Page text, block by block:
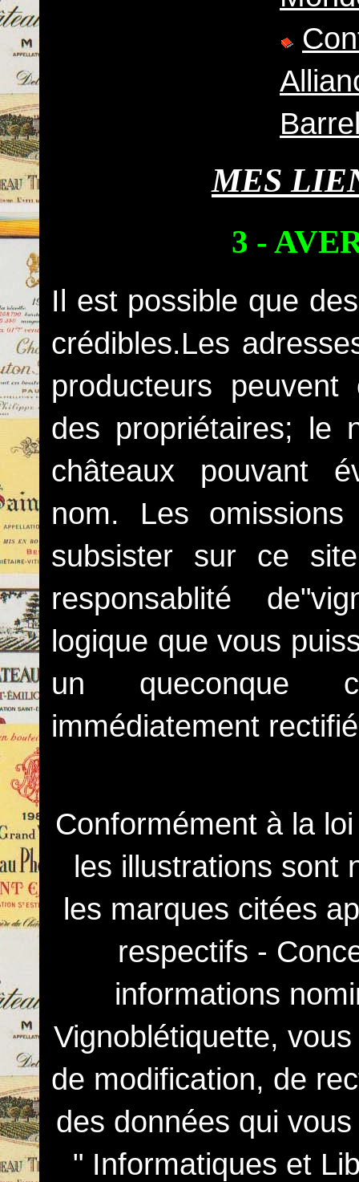
MES
3 -
Il est possible que
crédibles.Les
producteurs
des propriétaires; le
châteaux pouvant
nom. Les
subsister sur ce
responsablité
logique que vous
un queconque
immédiatement
Conformément à la
les illustrations sont
les marques citées
respectifs -
informations
Vignoblétiquette,
de modification, de
des données qui
" Informatiques et